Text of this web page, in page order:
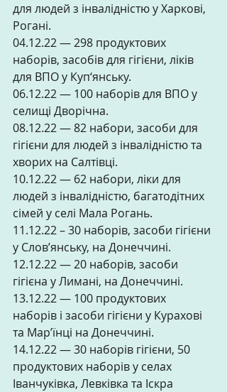
для людей з інвалідністю у Харкові,
Рогані.
04.12.22 — 298 продуктових
наборів, засобів для гігієни, ліків
для ВПО у Куп‘янську.
06.12.22 — 100 наборів для ВПО у
селищі Дворічна.
08.12.22 — 82 набори, засоби для
гігієни для людей з інвалідністю та
хворих на Салтівці.
10.12.22 — 62 набори, ліки для
людей з інвалідністю, багатодітних
сімей у селі Мала Рогань.
11.12.22 – 30 наборів, засоби гігієни
у Слов’янську, на Донеччині.
12.12.22 — 20 наборів, засоби
гігієна у Лимані, на Донеччині.
13.12.22 — 100 продуктових
наборів і засоби гігієни у Курахові
та Мар’їнці на Донеччині.
14.12.22 — 30 наборів гігієни, 50
продуктових наборів у селах
Іванчуківка, Левківка та Іскра